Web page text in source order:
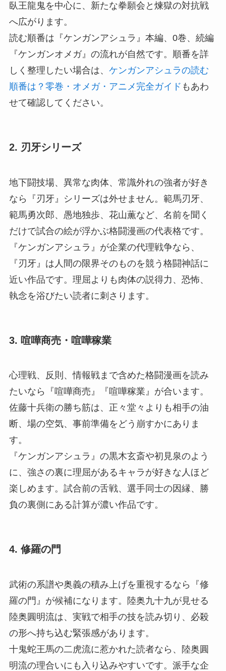
臥王龍鬼を中心に、新たな拳願会と煉獄の対抗戦
へ広がります。
読む順番は『ケンガンアシュラ』本編、0巻、続編
『ケンガンオメガ』の流れが自然です。順番を詳
しく整理したい場合は、 ケンガンアシュラの読む
順番は？零巻・オメガ・アニメ完全ガイド もあわ
せて確認してください。
2. 刃牙シリーズ
地下闘技場、異常な肉体、常識外れの強者が好き
なら『刃牙』シリーズは外せません。範馬刃牙、
範馬勇次郎、愚地独歩、花山薫など、名前を聞く
だけで試合の絵が浮かぶ格闘漫画の代表格です。
『ケンガンアシュラ』が企業の代理戦争なら、
『刃牙』は人間の限界そのものを競う格闘神話に
近い作品です。理屈よりも肉体の説得力、恐怖、
執念を浴びたい読者に刺さります。
3. 喧嘩商売・喧嘩稼業
心理戦、反則、情報戦まで含めた格闘漫画を読み
たいなら『喧嘩商売』『喧嘩稼業』が合います。
佐藤十兵衛の勝ち筋は、正々堂々よりも相手の油
断、場の空気、事前準備をどう崩すかにありま
す。
『ケンガンアシュラ』の黒木玄斎や初見泉のよう
に、強さの裏に理屈があるキャラが好きな人ほど
楽しめます。試合前の舌戦、選手同士の因縁、勝
負の裏側にある計算が濃い作品です。
4. 修羅の門
武術の系譜や奥義の積み上げを重視するなら『修
羅の門』が候補になります。陸奥九十九が見せる
陸奥圓明流は、実戦で相手の技を読み切り、必殺
の形へ持ち込む緊張感があります。
十鬼蛇王馬の二虎流に惹かれた読者なら、陸奥圓
明流の理合いにも入り込みやすいです。派手な企